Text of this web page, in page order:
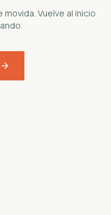
Vuelve al inicio